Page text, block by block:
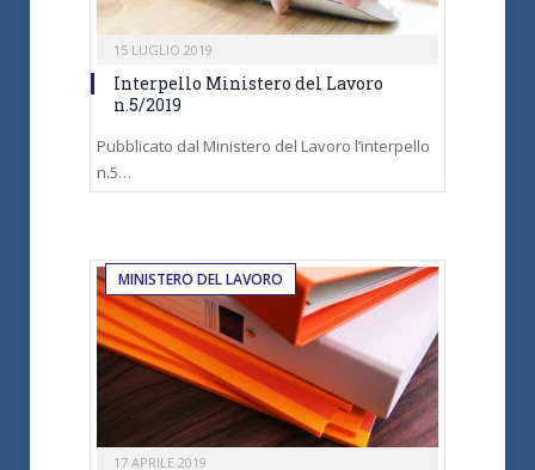
15 LUGLIO 2019
Interpello Ministero del Lavoro
n.5/2019
Pubblicato dal Ministero del Lavoro l’interpello
n.5…
MINISTERO DEL LAVORO
17 APRILE 2019